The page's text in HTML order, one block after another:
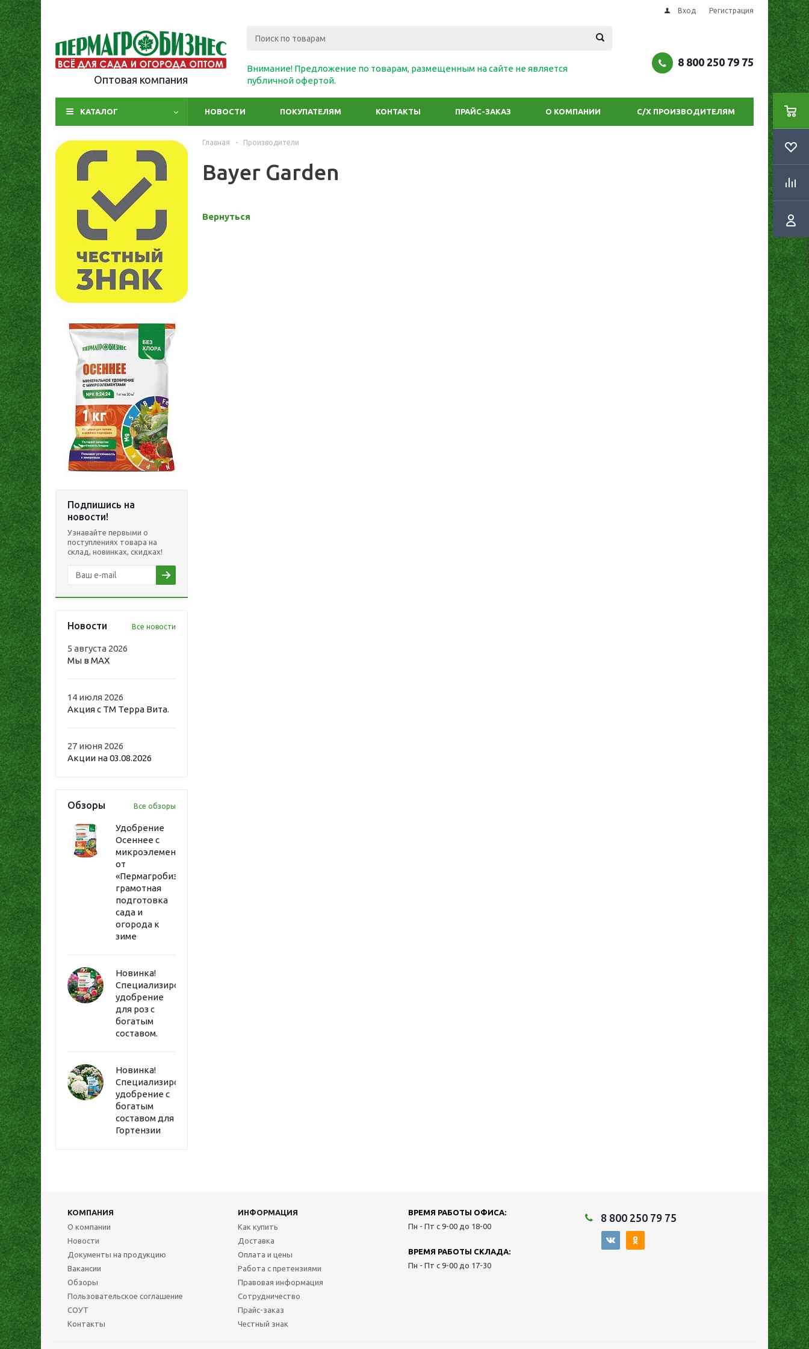
Вход Регистрация
Оптовая компания
Внимание! Предложение по товарам, размещенным на сайте не является
публичной офертой.
8 800 250 79 75
КАТАЛОГ НОВОСТИ ПОКУПАТЕЛЯМ КОНТАКТЫ ПРАЙС-ЗАКАЗ О КОМПАНИИ С/Х ПРОИЗВОДИТЕЛЯМ
Подпишись на
новости!
Узнавайте первыми о
поступлениях товара на
склад, новинках, скидках!
Новости Все новости
5 августа 2026
Мы в MAX
14 июля 2026
Акция с ТМ Терра Вита.
27 июня 2026
Акции на 03.08.2026
Обзоры Все обзоры
Удобрение
Осеннее с
микроэлементами
от
«Пермагробизнес»:
грамотная
подготовка
сада и
огорода к
зиме
Новинка!
Специализированное
удобрение
для роз с
богатым
составом.
Новинка!
Специализированное
удобрение с
богатым
составом для
Гортензии
Главная - Производители
Bayer Garden
Вернуться
КОМПАНИЯ
ИНФОРМАЦИЯ
О компании
Новости
Документы на продукцию
Вакансии
Обзоры
Пользовательское соглашение
СОУТ
Контакты
Как купить
Доставка
Оплата и цены
Работа с претензиями
Правовая информация
Сотрудничество
Прайс-заказ
Честный знак
ВРЕМЯ РАБОТЫ ОФИСА:
Пн - Пт с 9-00 до 18-00
ВРЕМЯ РАБОТЫ СКЛАДА:
Пн - Пт с 9-00 до 17-30
8 800 250 79 75